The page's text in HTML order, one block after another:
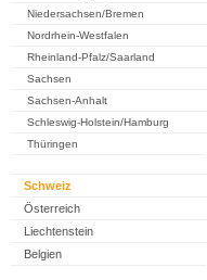
Niedersachsen/Bremen
Nordrhein-Westfalen
Rheinland-Pfalz/Saarland
Sachsen
Sachsen-Anhalt
Schleswig-Holstein/Hamburg
Thüringen
Schweiz
Österreich
Liechtenstein
Belgien